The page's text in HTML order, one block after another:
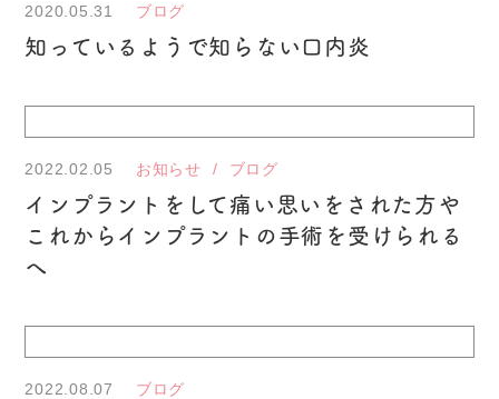
2020.05.31 ブログ
知っているようで知らない口内炎
2022.02.05 お知らせ ブログ
インプラントをして痛い思いをされた方や
これからインプラントの手術を受けられる
へ
2022.08.07 ブログ